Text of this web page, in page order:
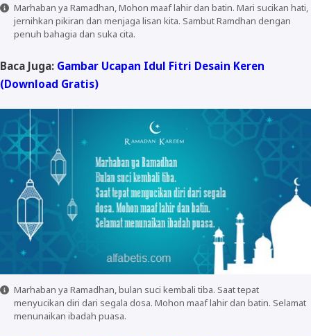
Marhaban ya Ramadhan, Mohon maaf lahir dan batin. Mari sucikan hati,
jernihkan pikiran dan menjaga lisan kita. Sambut Ramdhan dengan
penuh bahagia dan suka cita.
Baca Juga: Gambar Ucapan Idul Fitri Desain Keren
(Download Gratis)
Marhaban ya Ramadhan, bulan suci kembali tiba. Saat tepat
menyucikan diri dari segala dosa. Mohon maaf lahir dan batin. Selamat
menunaikan ibadah puasa.